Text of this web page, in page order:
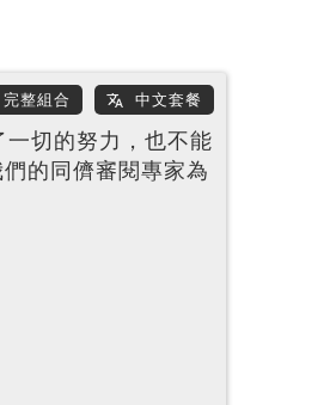
中文套餐
完整組合
切的努力，也不能
的同儕審閱專家為